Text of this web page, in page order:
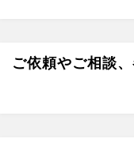
ご依頼やご相談